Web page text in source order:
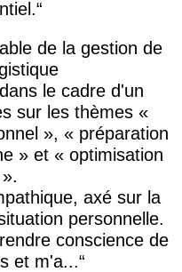
de la gestion de
le cadre d'un
sur les thèmes «
», « préparation
» et « optimisation
axé sur la
personnelle.
conscience de
et m'a...